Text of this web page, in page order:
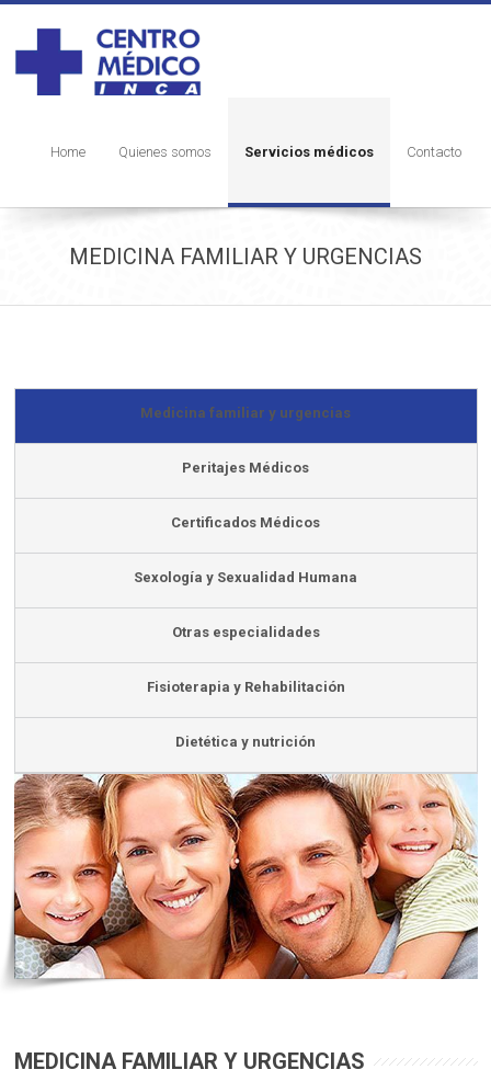
Home Quienes somos Servicios médicos Contacto
MEDICINA FAMILIAR Y URGENCIAS
Medicina familiar y urgencias
Peritajes Médicos
Certificados Médicos
Sexología y Sexualidad Humana
Otras especialidades
Fisioterapia y Rehabilitación
Dietética y nutrición
MEDICINA FAMILIAR Y URGENCIAS